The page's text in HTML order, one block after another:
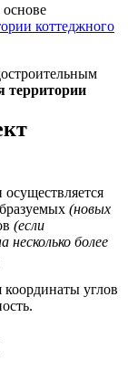
коттеджного
территории
(новых
(если
несколько более
углов